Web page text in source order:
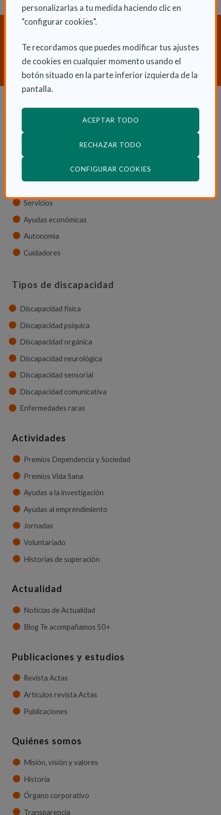
personalizarlas a tu medida haciendo clic en
"configurar cookies".
Te recordamos que puedes modificar tus ajustes
de cookies en cualquier momento usando el
botón situado en la parte inferior izquierda de la
pantalla.
ACEPTAR TODO
RECHAZAR TODO
CONFIGURAR COOKIES
Dependencia y Discapacidad?
CONTACTA CON NOSOTROS
Dependencia y autonomía
Servicios
Ayudas económicas
Autonomía
Cuidadores
Tipos de discapacidad
Discapacidad física
Discapacidad psíquica
Discapacidad orgánica
Discapacidad neurológica
Discapacidad sensorial
Discapacidad comunicativa
Enfermedades raras
Actividades
Premios Dependencia y Sociedad
Premios Vida Sana
Ayudas a la investigación
Ayudas al emprendimiento
Jornadas
Voluntariado
Historias de superación
Actualidad
Noticias de Actualidad
Blog Te acompañamos 50+
Publicaciones y estudios
Revista Actas
Artículos revista Actas
Publicaciones
Quiénes somos
Misión, visión y valores
Historia
Órgano corporativo
Transparencia